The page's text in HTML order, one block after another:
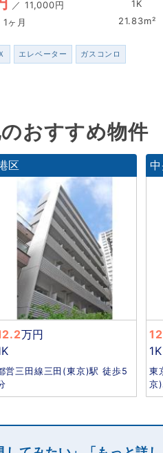
／11,000円
ヶ月
1K
21.83m²
エレベーター ガスコンロ
おすすめ物件
区
万円
営三田線三田(東京)駅 徒歩5
1K
東
京